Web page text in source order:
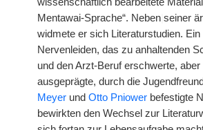
Mentawai-Sprache“. Neben seiner
widmete er sich Literaturstudien. Ein
Nervenleiden, das zu anhaltenden
und den Arzt-Beruf erschwerte, aber
ausgeprägte, durch die
Meyer und Otto Pniower befestigte
bewirkten den Wechsel zur